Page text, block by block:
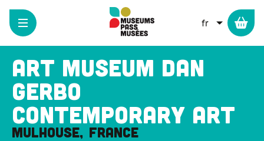
Aller
contenu
principal
LISTER
ART MUSEUM Dan
GERBO
Contemporary Art
Mulhouse France
Panneau de gestion des cookies